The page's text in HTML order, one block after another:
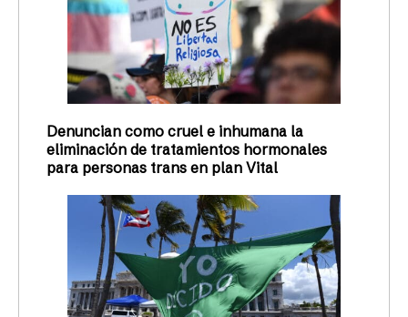
Denuncian como cruel e inhumana la
eliminación de tratamientos hormonales
para personas trans en plan Vital